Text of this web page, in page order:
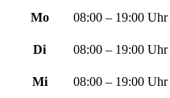
Mo
08:00 – 19:00 Uhr
Di
08:00 – 19:00 Uhr
Mi
08:00 – 19:00 Uhr